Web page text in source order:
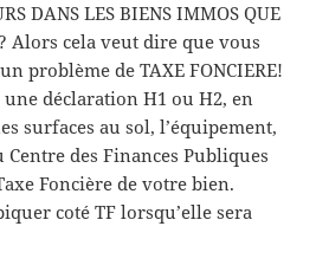
DANS LES BIENS IMMOS QUE
Alors cela veut dire que vous
problème de TAXE FONCIERE!
déclaration H1 ou H2, en
surfaces au sol, l’équipement,
Centre des Finances Publiques
Foncière de votre bien.
coté TF lorsqu’elle sera